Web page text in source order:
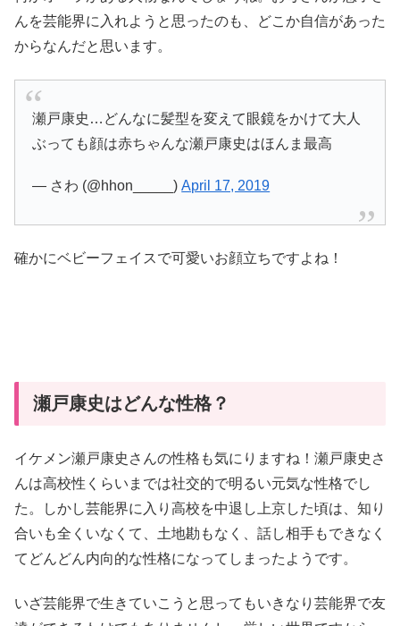
んを芸能界に入れようと思ったのも、どこか自信があった
からなんだと思います。
瀬戸康史…どんなに髪型を変えて眼鏡をかけて大人
ぶっても顔は赤ちゃんな瀬戸康史はほんま最高
— さわ (@hhon_____)April 17, 2019
確かにベビーフェイスで可愛いお顔立ちですよね！
瀬戸康史はどんな性格？
イケメン瀬戸康史さんの性格も気にりますね！瀬戸康史さ
んは高校性くらいまでは社交的で明るい元気な性格でし
た。しかし芸能界に入り高校を中退し上京した頃は、知り
合いも全くいなくて、土地勘もなく、話し相手もできなく
てどんどん内向的な性格になってしまったようです。
いざ芸能界で生きていこうと思ってもいきなり芸能界で友